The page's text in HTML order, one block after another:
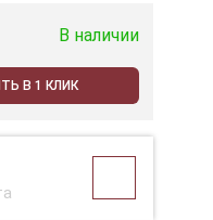
В наличии
В 1 КЛИК